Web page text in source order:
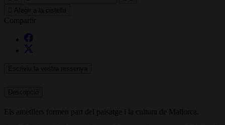
Compartir
Els ametllers formen part del paisatge i la cultura de Mallorca.